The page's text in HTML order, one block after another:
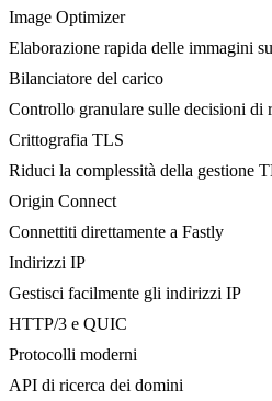
Image Optimizer
Elaborazione rapida delle immagini
Bilanciatore del carico
Controllo granulare sulle decisioni di
Crittografia TLS
Riduci la complessità della gestione
Origin Connect
Connettiti direttamente a Fastly
Indirizzi IP
Gestisci facilmente gli indirizzi IP
HTTP/3 e QUIC
Protocolli moderni
API di ricerca dei domini